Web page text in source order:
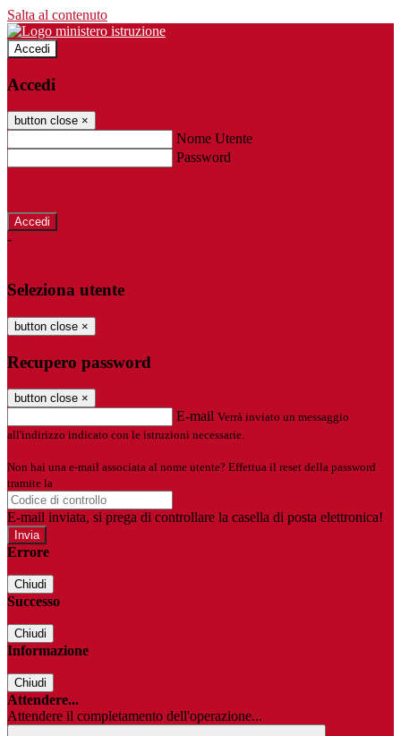
Salta al contenuto
Accedi
Accedi
button close ×
Nome Utente
Password
-
Seleziona utente
button close ×
Recupero password
button close ×
E-mail Verrà inviato un messaggio
all'indirizzo indicato con le istruzioni necessarie.
Non hai una e-mail associata al nome utente? Effettua il reset della password
tramite la
E-mail inviata, si prega di controllare la casella di posta elettronica!
Errore
Chiudi
Successo
Chiudi
Informazione
Chiudi
Attendere...
Attendere il completamento dell'operazione...